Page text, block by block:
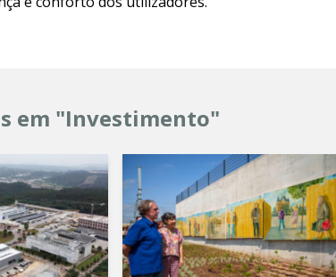
em "Investimento"